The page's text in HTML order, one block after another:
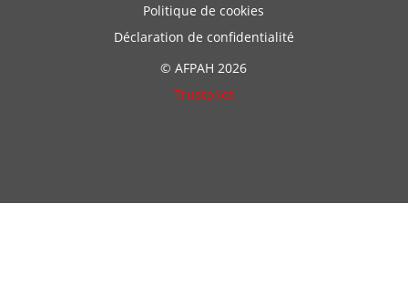
Politique de cookies
Déclaration de confidentialité
© AFPAH 2026
Trustpilot